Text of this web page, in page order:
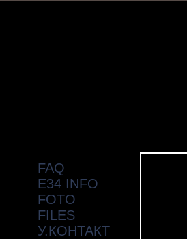
FAQ
E34 INFO
FOTO
FILES
У.КОНТАКТ